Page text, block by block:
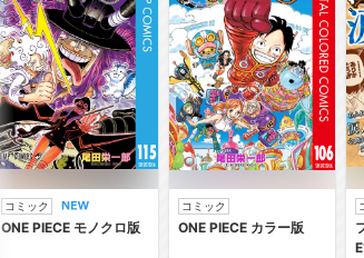
コミック
ONE PIECE モノクロ版
コミック
ONE PIECE カラー版